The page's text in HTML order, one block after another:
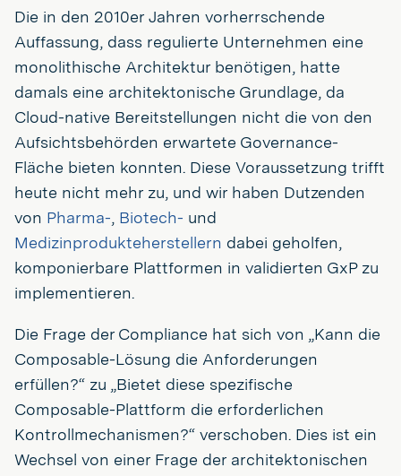
Die in den 2010er Jahren vorherrschende
Auffassung, dass regulierte Unternehmen eine
monolithische Architektur benötigen, hatte
damals eine architektonische Grundlage, da
Cloud-native Bereitstellungen nicht die von den
Aufsichtsbehörden erwartete Governance-
Fläche bieten konnten. Diese Voraussetzung trifft
heute nicht mehr zu, und wir haben Dutzenden
von Pharma-, Biotech- und
Medizinprodukteherstellern dabei geholfen,
komponierbare Plattformen in validierten GxP zu
implementieren.
Die Frage der Compliance hat sich von „Kann die
Composable-Lösung die Anforderungen
erfüllen?“ zu „Bietet diese spezifische
Composable-Plattform die erforderlichen
Kontrollmechanismen?“ verschoben. Dies ist ein
Wechsel von einer Frage der architektonischen